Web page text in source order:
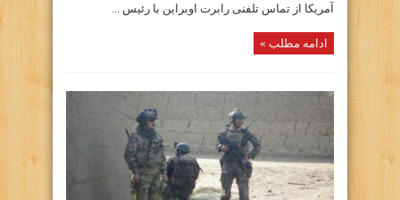
آمریکا از تماس تلفنی رابرت اوبراین با رئیس ...
ادامه مطلب »